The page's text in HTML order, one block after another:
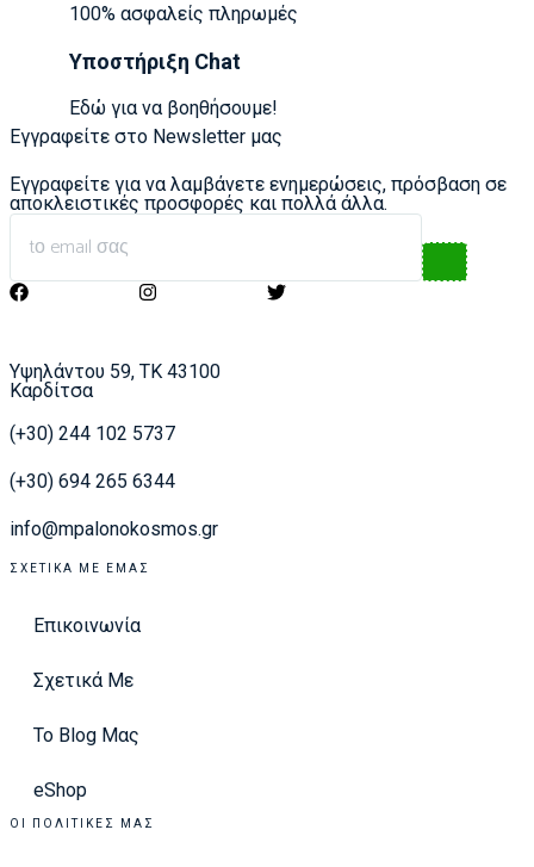
100% ασφαλείς πληρωμές
Υποστήριξη Chat
Εδώ για να βοηθήσουμε!
Εγγραφείτε στο Newsletter μας
Εγγραφείτε για να λαμβάνετε ενημερώσεις, πρόσβαση σε
αποκλειστικές προσφορές και πολλά άλλα.
Υψηλάντου 59, ΤΚ 43100
Καρδίτσα
(+30) 244 102 5737
(+30) 694 265 6344
info@mpalonokosmos.gr
ΣΧΕΤΙΚΆ ΜΕ ΕΜΆΣ
Επικοινωνία
Σχετικά Με
Το Blog Μας
eShop
ΟΙ ΠΟΛΙΤΙΚΈΣ ΜΑΣ